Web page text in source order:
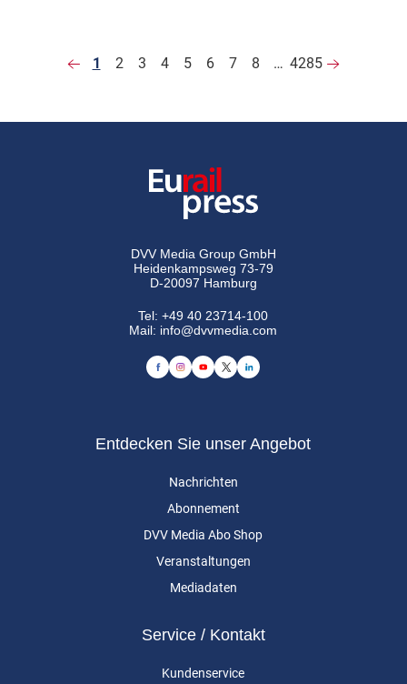
1 2 3 4 5 6 7 8 … 4285
DVV Media Group GmbH
Heidenkampsweg 73-79
D-20097 Hamburg
Tel:+49 40 23714-100
Mail: info@dvvmedia.com
Entdecken Sie unser Angebot
Nachrichten
Abonnement
DVV Media Abo Shop
Veranstaltungen
Mediadaten
Service / Kontakt
Kundenservice